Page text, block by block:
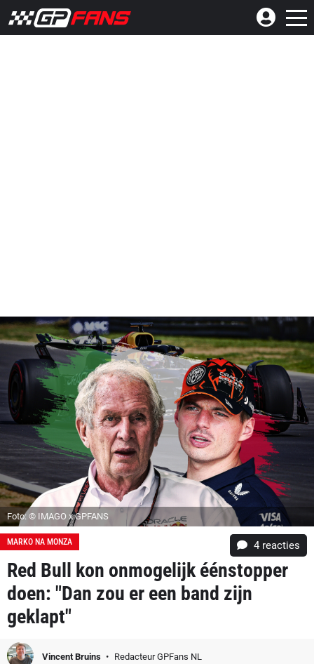
Foto: © IMAGO x GPFANS
MARKO NA MONZA 4 reacties
Red Bull kon onmogelijk éénstopper
doen: "Dan zou er een band zijn
geklapt"
Vincent Bruins Redacteur GPFans NL